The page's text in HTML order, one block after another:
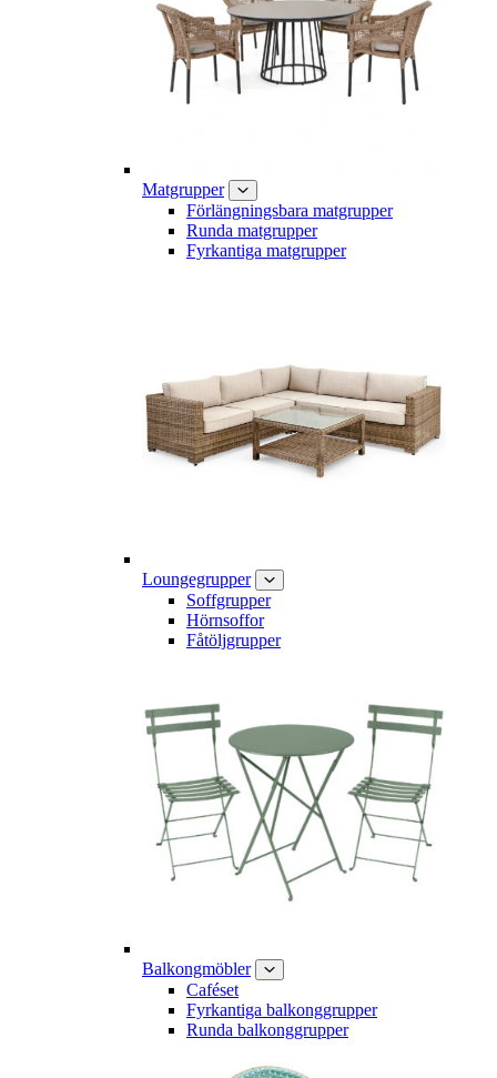
Matgrupper
Förlängningsbara matgrupper
Runda matgrupper
Fyrkantiga matgrupper
Loungegrupper
Soffgrupper
Hörnsoffor
Fåtöljgrupper
Balkongmöbler
Caféset
Fyrkantiga balkonggrupper
Runda balkonggrupper